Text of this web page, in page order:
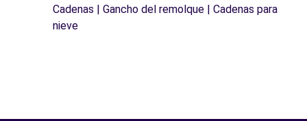
Cadenas | Gancho del remolque | Cadenas para
nieve